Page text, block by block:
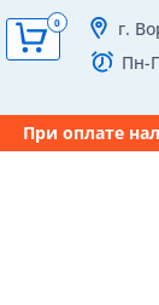
г.
Пн-
При оплате
0